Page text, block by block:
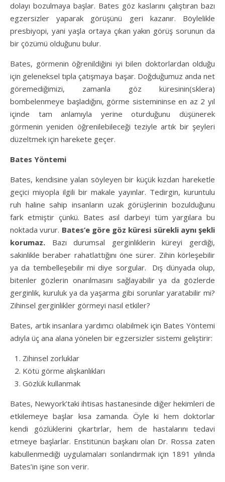
dolayı bozulmaya başlar. Bates göz kaslarını çalıştıran bazı
egzersizler yaparak görüşünü geri kazanır. Böylelikle
presbiyopi, yani yaşla ortaya çıkan yakın görüş sorunun da
bir çözümü olduğunu bulur.
Bates, görmenin öğrenildiğini iyi bilen doktorlardan olduğu
için geleneksel tıpla çatışmaya başar. Doğduğumuz anda net
göremediğimizi, zamanla göz küresinin(sklera)
bombelenmeye başladığını, görme sistemininse en az 2 yıl
içinde tam anlamıyla yerine oturduğunu düşünerek
görmenin yeniden öğrenilebileceği teziyle artık bir şeyleri
düzeltmek için harekete geçer.
Bates Yöntemi
Bates, kendisine yalan söyleyen bir küçük kızdan hareketle
geçici miyopla ilgili bir makale yayınlar. Tedirgin, kuruntulu
ruh haline sahip insanların uzak görüşlerinin bozulduğunu
fark etmiştir çünkü. Bates asıl darbeyi tüm yargılara bu
noktada vurur. Bates’e göre göz küresi sürekli aynı şekli
korumaz. Bazı durumsal gerginliklerin küreyi gerdiği,
sakinlikle beraber rahatlattığını öne sürer. Zihin körleşebilir
ya da tembelleşebilir mi diye sorgular. Dış dünyada olup,
bitenler gözlerin onarılmasını sağlayabilir ya da gözlerde
gerginlik, kuruluk ya da yaşarma gibi sorunlar yaratabilir mi?
Zihinsel gerginlikler görmeyi nasıl etkiler?
Bates, artık insanlara yardımcı olabilmek için Bates Yöntemi
adıyla üç ana alana yönelen bir egzersizler sistemi geliştirir:
Zihinsel zorluklar
Kötü görme alışkanlıkları
Gözlük kullanmak
Bates, Newyork’taki ihtisas hastanesinde diğer hekimleri de
etkilemeye başlar kısa zamanda. Öyle ki hem doktorlar
kendi gözlüklerini çıkartırlar, hem de hastalarını tedavi
etmeye başlarlar. Enstitünün başkanı olan Dr. Rossa zaten
kabullenmediği uygulamaları sonlandırmak için 1891 yılında
Bates’in işine son verir.